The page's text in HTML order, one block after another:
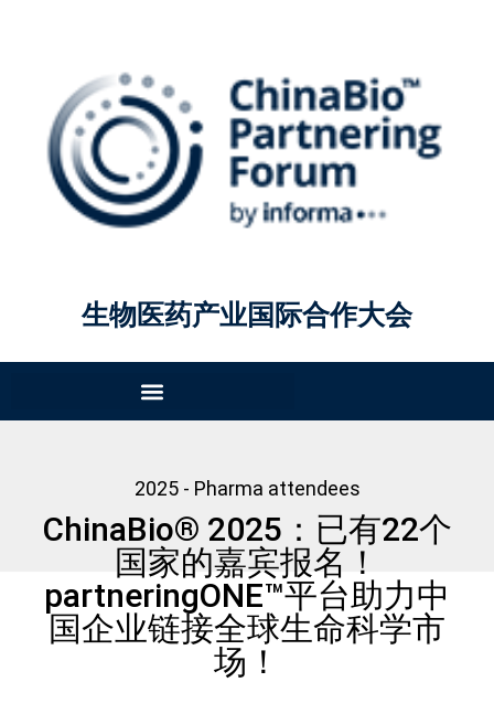
生物医药产业国际合作大会
2025 - Pharma attendees
ChinaBio® 2025：已有22个
国家的嘉宾报名！
partneringONE™平台助力中
国企业链接全球生命科学市
场！